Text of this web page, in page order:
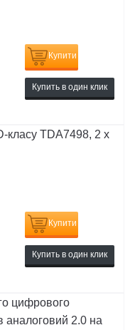
Купити
Купить в один клик
класу TDA7498, 2 x
Купити
Купить в один клик
цифрового
аналоговий 2.0 на